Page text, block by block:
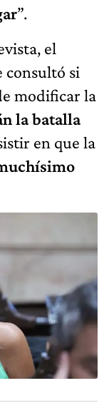
”.
el
consultó si
modificar la
la batalla
en que la